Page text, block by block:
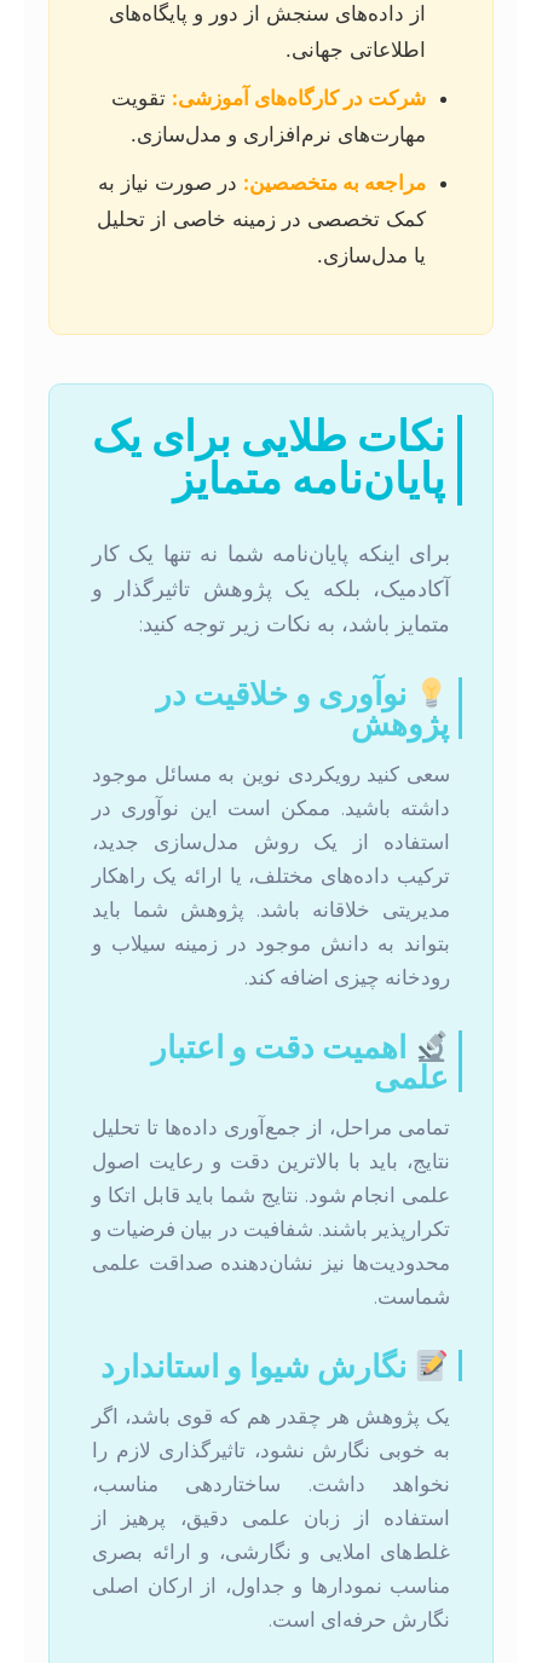
از داده‌های سنجش از دور و پایگاه‌های
اطلاعاتی جهانی.
شرکت در کارگاه‌های آموزشی: تقویت
مهارت‌های نرم‌افزاری و مدل‌سازی.
مراجعه به متخصصین: در صورت نیاز به
کمک تخصصی در زمینه خاصی از تحلیل
یا مدل‌سازی.
نکات طلایی برای یک
پایان‌نامه متمایز
برای اینکه پایان‌نامه شما نه تنها یک کار
آکادمیک، بلکه یک پژوهش تاثیرگذار و
متمایز باشد، به نکات زیر توجه کنید:
نوآوری و خلاقیت در
پژوهش
سعی کنید رویکردی نوین به مسائل موجود
داشته باشید. ممکن است این نوآوری در
استفاده از یک روش مدل‌سازی جدید،
ترکیب داده‌های مختلف، یا ارائه یک راهکار
مدیریتی خلاقانه باشد. پژوهش شما باید
بتواند به دانش موجود در زمینه سیلاب و
رودخانه چیزی اضافه کند.
اهمیت دقت و اعتبار
علمی
تمامی مراحل، از جمع‌آوری داده‌ها تا تحلیل
نتایج، باید با بالاترین دقت و رعایت اصول
علمی انجام شود. نتایج شما باید قابل اتکا و
تکرارپذیر باشند. شفافیت در بیان فرضیات و
محدودیت‌ها نیز نشان‌دهنده صداقت علمی
شماست.
نگارش شیوا و استاندارد
یک پژوهش هر چقدر هم که قوی باشد، اگر
به خوبی نگارش نشود، تاثیرگذاری لازم را
نخواهد داشت. ساختاردهی مناسب،
استفاده از زبان علمی دقیق، پرهیز از
غلط‌های املایی و نگارشی، و ارائه بصری
مناسب نمودارها و جداول، از ارکان اصلی
نگارش حرفه‌ای است.